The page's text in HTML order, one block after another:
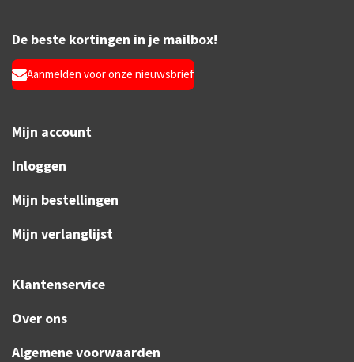
De beste kortingen in je mailbox!
Aanmelden voor onze nieuwsbrief
Mijn account
Inloggen
Mijn bestellingen
Mijn verlanglijst
Klantenservice
Over ons
Algemene voorwaarden